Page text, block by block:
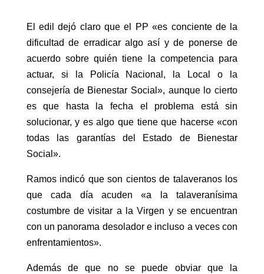
El edil dejó claro que el PP «es conciente de la
dificultad de erradicar algo así y de ponerse de
acuerdo sobre quién tiene la competencia para
actuar, si la Policía Nacional, la Local o la
consejería de Bienestar Social», aunque lo cierto
es que hasta la fecha el problema está sin
solucionar, y es algo que tiene que hacerse «con
todas las garantías del Estado de Bienestar
Social».
Ramos indicó que son cientos de talaveranos los
que cada día acuden «a la talaveranísima
costumbre de visitar a la Virgen y se encuentran
con un panorama desolador e incluso a veces con
enfrentamientos».
Además de que no se puede obviar que la